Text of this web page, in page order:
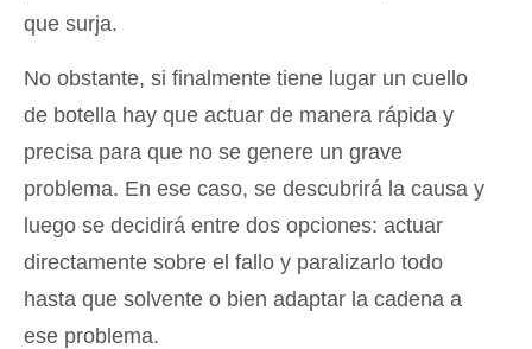
que surja.
No obstante, si finalmente tiene lugar un cuello
de botella hay que actuar de manera rápida y
precisa para que no se genere un grave
problema. En ese caso, se descubrirá la causa y
luego se decidirá entre dos opciones: actuar
directamente sobre el fallo y paralizarlo todo
hasta que solvente o bien adaptar la cadena a
ese problema.